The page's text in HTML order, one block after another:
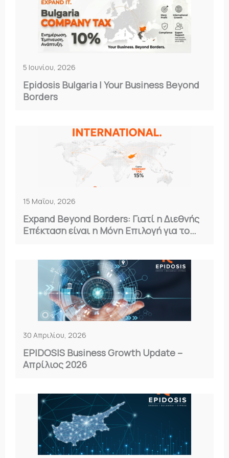
5 Ιουνίου, 2026
Epidosis Bulgaria | Your Business Beyond
Borders
15 Μαΐου, 2026
Expand Beyond Borders: Γιατί η Διεθνής
Επέκταση είναι η Μόνη Επιλογή για το
30 Απριλίου, 2026
EPIDOSIS Business Growth Update –
Απρίλιος 2026